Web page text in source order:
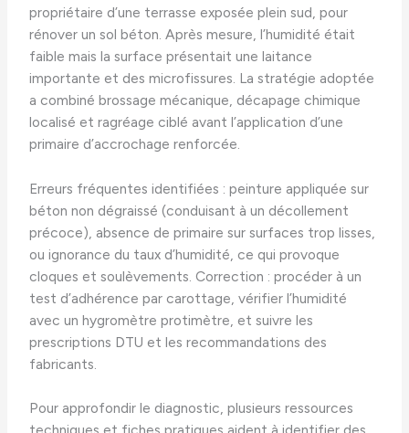
propriétaire d’une terrasse exposée plein sud, pour
rénover un sol béton. Après mesure, l’humidité était
faible mais la surface présentait une laitance
importante et des microfissures. La stratégie adoptée
a combiné brossage mécanique, décapage chimique
localisé et ragréage ciblé avant l’application d’une
primaire d’accrochage renforcée.
Erreurs fréquentes identifiées : peinture appliquée sur
béton non dégraissé (conduisant à un décollement
précoce), absence de primaire sur surfaces trop lisses,
ou ignorance du taux d’humidité, ce qui provoque
cloques et soulèvements. Correction : procéder à un
test d’adhérence par carottage, vérifier l’humidité
avec un hygromètre protimètre, et suivre les
prescriptions DTU et les recommandations des
fabricants.
Pour approfondir le diagnostic, plusieurs ressources